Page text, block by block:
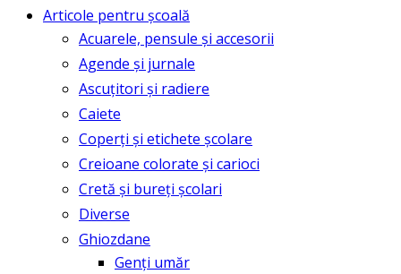
Articole pentru școală
Acuarele, pensule și accesorii
Agende și jurnale
Ascuțitori și radiere
Caiete
Coperți și etichete școlare
Creioane colorate și carioci
Cretă și bureți școlari
Diverse
Ghiozdane
Genți umăr